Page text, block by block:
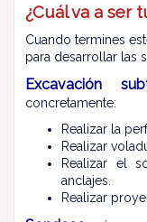
¿Cuál va a ser
Cuando termines
para desarrollar las
Excavación
concretamente:
Realizar la
Realizar
Realizar el
anclajes.
Realizar